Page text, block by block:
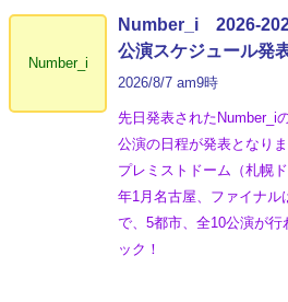
Number_i
Number_i
公演スケジュール発
2026/8/7 am9時
先日発表されたNumber_i
公演の日程が発表となり
プレミストドーム（札幌
年1月名古屋、ファイナル
で、5都市、全10公演が
ック！